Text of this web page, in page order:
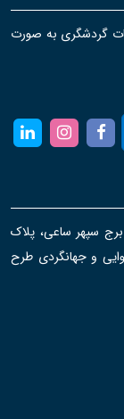
گردشگری به صورت
برج سپهر ساعی، پلاک
هوایی و جهانگردی طرح